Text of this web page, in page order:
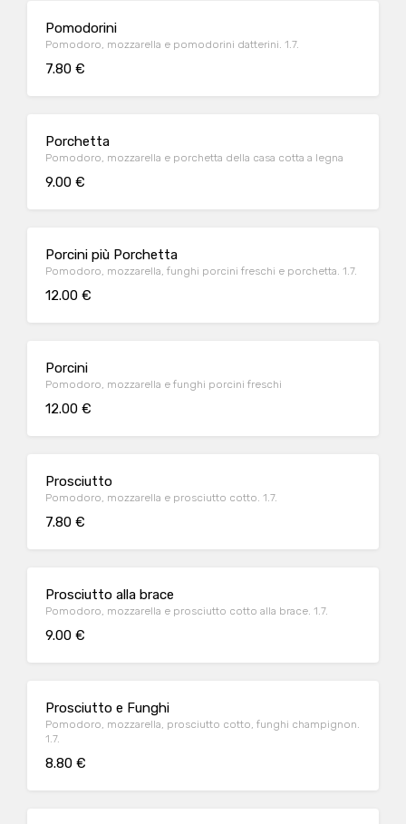
Pomodorini
Pomodoro, mozzarella e pomodorini datterini. 1.7.
7.80 €
Porchetta
Pomodoro, mozzarella e porchetta della casa cotta a legna
9.00 €
Porcini più Porchetta
Pomodoro, mozzarella, funghi porcini freschi e porchetta. 1.7.
12.00 €
Porcini
Pomodoro, mozzarella e funghi porcini freschi
12.00 €
Prosciutto
Pomodoro, mozzarella e prosciutto cotto. 1.7.
7.80 €
Prosciutto alla brace
Pomodoro, mozzarella e prosciutto cotto alla brace. 1.7.
9.00 €
Prosciutto e Funghi
Pomodoro, mozzarella, prosciutto cotto, funghi champignon.
1.7.
8.80 €